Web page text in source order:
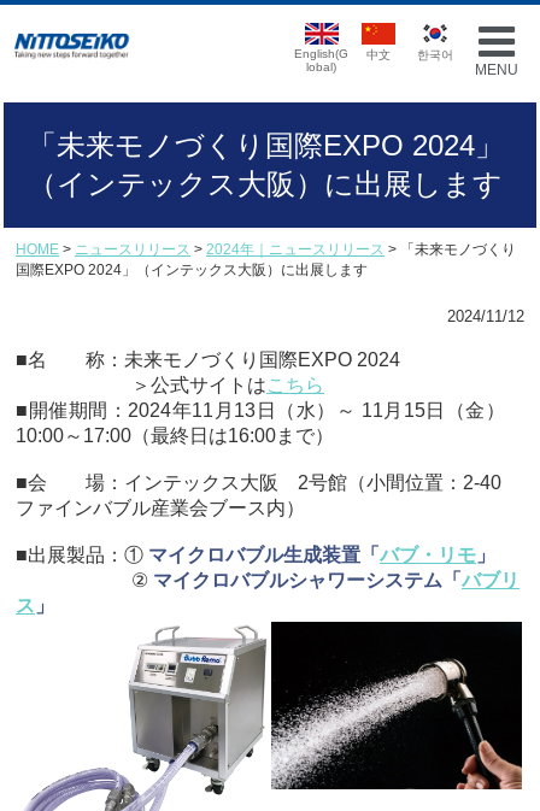
MENU
English(G
lobal)
中文 한국어
「未来モノづくり国際EXPO 2024」
（インテックス大阪）に出展します
HOME > ニュースリリース > 2024年｜ニュースリリース > 「未来モノづくり
国際EXPO 2024」（インテックス大阪）に出展します
2024/11/12
■名 称：未来モノづくり国際EXPO 2024
＞公式サイトはこちら
■開催期間：2024年11月13日（水）～ 11月15日（金）
10:00～17:00 （最終日は16:00まで）
■会 場：インテックス大阪 2号館（小間位置：2-40
ファインバブル産業会ブース内）
■出展製品：① マイクロバブル生成装置「 バブ・リモ 」
② マイクロバブルシャワーシステム「 バブリ
ス 」